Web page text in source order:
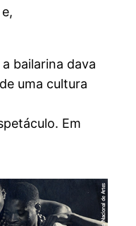
bailarina dava
uma cultura
Em